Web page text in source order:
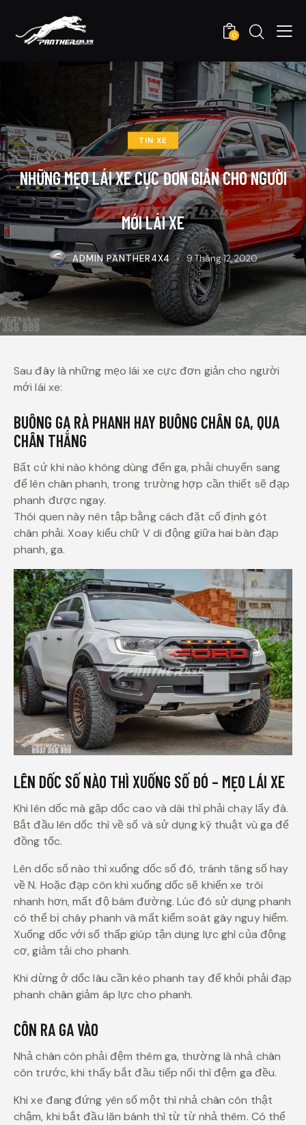
0
TIN XE
NHỮNG MẸO LÁI XE CỰC ĐƠN GIẢN CHO NGƯỜI
MỚI LÁI XE
ADMIN PANTHER4X4 9 Tháng 12, 2020
Sau đây là những mẹo lái xe cực đơn giản cho người
mới lái xe:
BUÔNG GA RÀ PHANH HAY BUÔNG CHÂN GA, QUA
CHÂN THẮNG
Bất cứ khi nào không dùng đến ga, phải chuyển sang
để lên chân phanh, trong trường hợp cần thiết sẽ đạp
phanh được ngay.
Thói quen này nên tập bằng cách đặt cố định gót
chân phải. Xoay kiểu chữ V di động giữa hai bàn đạp
phanh, ga.
LÊN DỐC SỐ NÀO THÌ XUỐNG SỐ ĐÓ – MẸO LÁI XE
Khi lên dốc mà gặp dốc cao và dài thì phải chạy lấy đà.
Bắt đầu lên dốc thì về số và sử dụng kỹ thuật vù ga để
đồng tốc.
Lên dốc số nào thì xuống dốc số đó, tránh tăng số hay
về N. Hoặc đạp côn khi xuống dốc sẽ khiến xe trôi
nhanh hơn, mất độ bám đường. Lúc đó sử dụng phanh
có thể bị cháy phanh và mất kiểm soát gây nguy hiểm.
Xuống dốc với số thấp giúp tận dụng lực ghì của động
cơ, giảm tải cho phanh.
Khi dừng ở dốc lâu cần kéo phanh tay để khỏi phải đạp
phanh chân giảm áp lực cho phanh.
CÔN RA GA VÀO
Nhả chân côn phải đệm thêm ga, thường là nhả chân
côn trước, khi thấy bắt đầu tiếp nối thì đệm ga đều.
Khi xe đang đứng yên số một thì nhả chân côn thật
chậm, khi bắt đầu lăn bánh thì từ từ nhả thêm. Có thể